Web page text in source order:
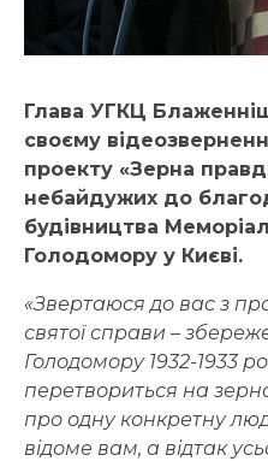
Глава УГКЦ
своєму
проекту «Зерна
небайдужих до
будівництва
Голодомору у Києві.
«Звертаюся до вас з
святої справи –
Голодомору 1932-1933
перетвориться на
про одну конкретну
відоме вам, а відтак